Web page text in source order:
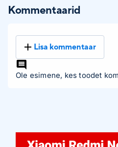
Kommentaarid
Lisa kommentaar
Ole esimene, kes toodet